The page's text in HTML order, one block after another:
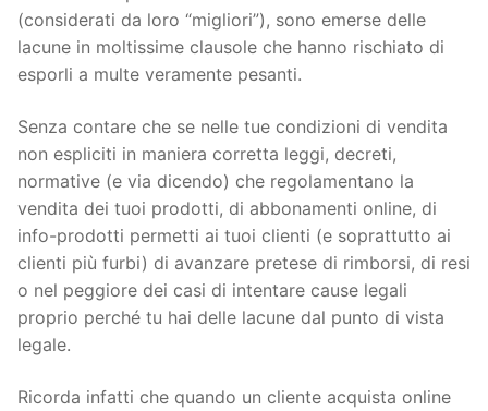
(considerati da loro “migliori”), sono emerse delle
lacune in moltissime clausole che hanno rischiato di
esporli a multe veramente pesanti.
Senza contare che se nelle tue condizioni di vendita
non espliciti in maniera corretta leggi, decreti,
normative (e via dicendo) che regolamentano la
vendita dei tuoi prodotti, di abbonamenti online, di
info-prodotti permetti ai tuoi clienti (e soprattutto ai
clienti più furbi) di avanzare pretese di rimborsi, di resi
o nel peggiore dei casi di intentare cause legali
proprio perché tu hai delle lacune dal punto di vista
legale.
Ricorda infatti che quando un cliente acquista online